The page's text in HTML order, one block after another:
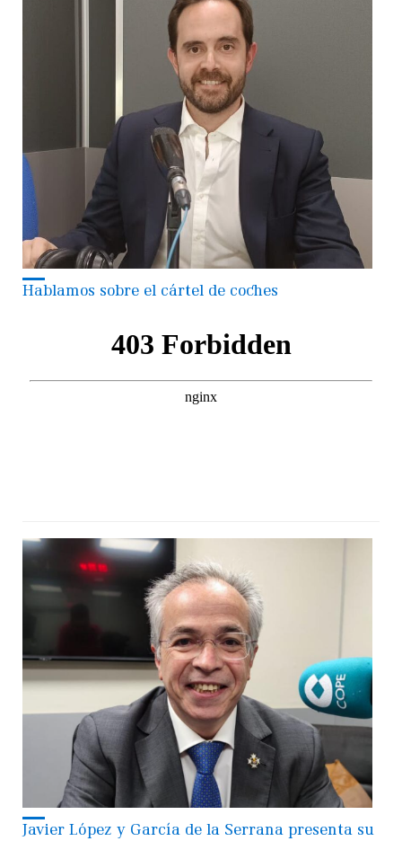
Hablamos sobre el cártel de coches
Javier López y García de la Serrana presenta su